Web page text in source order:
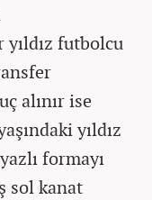
futbolcu
alınır ise
yıldız
formayı
sol kanat